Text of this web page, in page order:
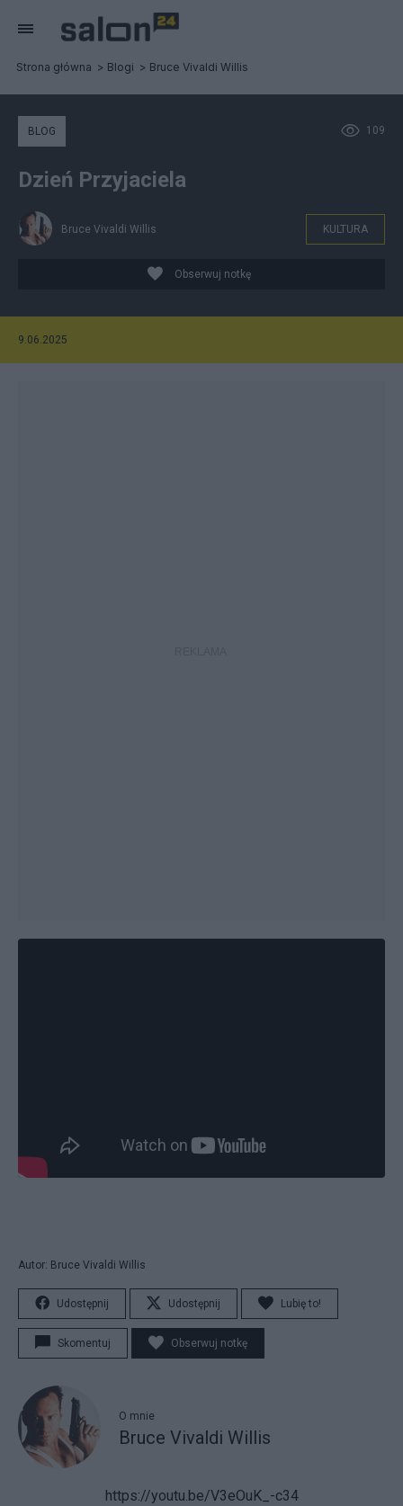
Strona główna Blogi Bruce Vivaldi Willis
109
BLOG
Dzień Przyjaciela
Bruce Vivaldi Willis KULTURA
Obserwuj notkę
9.06.2025
Autor: Bruce Vivaldi Willis
Udostępnij Udostępnij Lubię to!
Skomentuj Obserwuj notkę
O mnie
Bruce Vivaldi Willis
https://youtu.be/V3eOuK_-c34